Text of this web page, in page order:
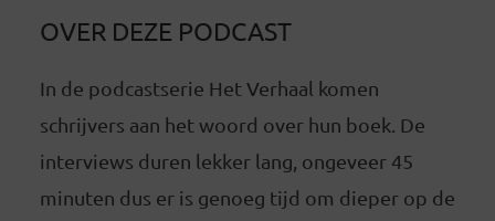
OVER DEZE PODCAST
In de podcastserie Het Verhaal komen
schrijvers aan het woord over hun boek. De
interviews duren lekker lang, ongeveer 45
minuten dus er is genoeg tijd om dieper op de